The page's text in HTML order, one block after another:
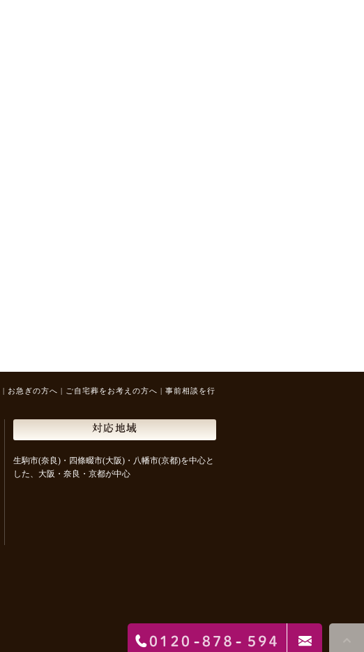
| お急ぎの方へ | ご自宅葬をお考えの方へ | 事前相談を行
対応地域
生駒市(奈良)・四條畷市(大阪)・八幡市(京都)を中心と
した、大阪・奈良・京都が中心